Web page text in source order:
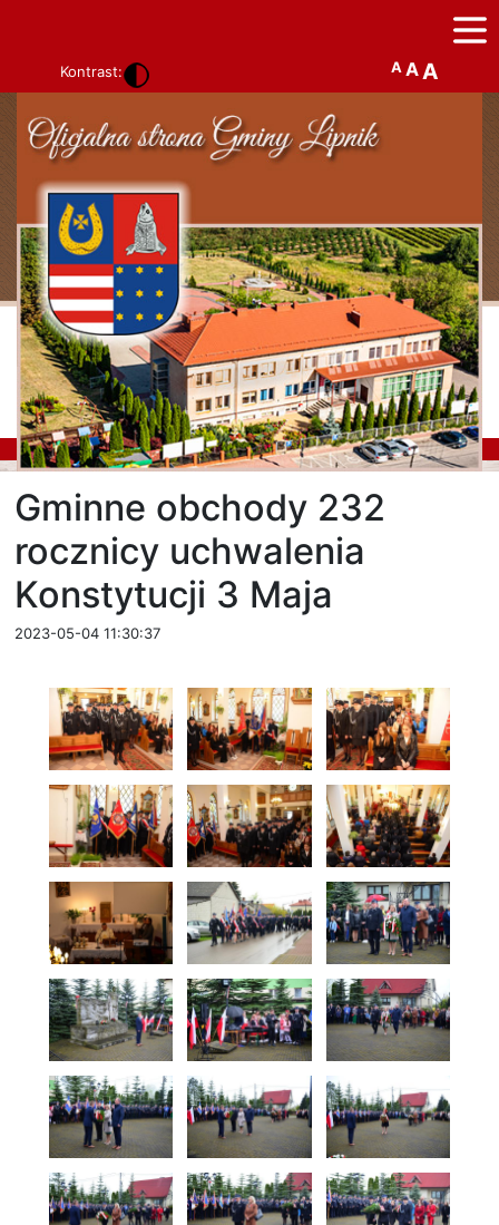
Kontrast: A AA
Gminne obchody 232
rocznicy uchwalenia
Konstytucji 3 Maja
2023-05-04 11:30:37